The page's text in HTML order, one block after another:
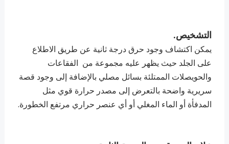
التشخيص.
يمكن اكتشاف وجود حرق درجة ثانية عن طريق الاطلاع
على الجلد حيث يظهر عليه مجموعة من الفقاعات
والحويصلات الممتلئة بسائل مصلي بالإضافة إلى وجود قصة
سريرية واضحة بالتعرض إلى مصدر حرارة قوي مثل
المدفأة أو الماء المغلي أو أي عنصر حراري مرتفع الخطورة.